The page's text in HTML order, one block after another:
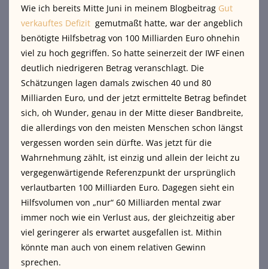
Wie ich bereits Mitte Juni in meinem Blogbeitrag Gut
verkauftes Defizit gemutmaßt hatte, war der angeblich
benötigte Hilfsbetrag von 100 Milliarden Euro ohnehin
viel zu hoch gegriffen. So hatte seinerzeit der IWF einen
deutlich niedrigeren Betrag veranschlagt. Die
Schätzungen lagen damals zwischen 40 und 80
Milliarden Euro, und der jetzt ermittelte Betrag befindet
sich, oh Wunder, genau in der Mitte dieser Bandbreite,
die allerdings von den meisten Menschen schon längst
vergessen worden sein dürfte. Was jetzt für die
Wahrnehmung zählt, ist einzig und allein der leicht zu
vergegenwärtigende Referenzpunkt der ursprünglich
verlautbarten 100 Milliarden Euro. Dagegen sieht ein
Hilfsvolumen von „nur“ 60 Milliarden mental zwar
immer noch wie ein Verlust aus, der gleichzeitig aber
viel geringerer als erwartet ausgefallen ist. Mithin
könnte man auch von einem relativen Gewinn
sprechen.